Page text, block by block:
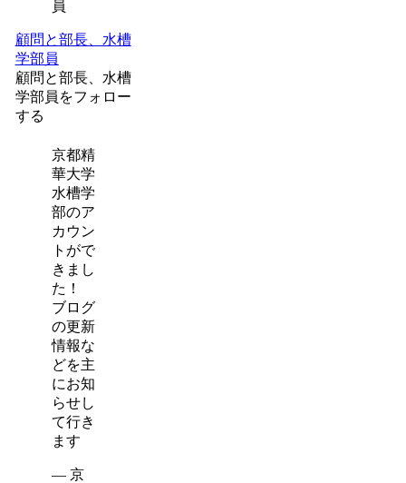
顧問と部長、水槽
学部員
顧問と部長、水槽
学部員をフォロー
する
京都精
華大学
水槽学
部のア
カウン
トがで
きまし
た！
ブログ
の更新
情報な
どを主
にお知
らせし
て行き
ます
— 京